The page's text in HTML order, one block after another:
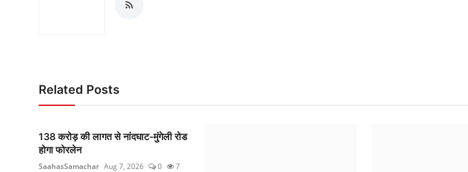
Related Posts
138 करोड़ की लागत से नांदघाट-मुंगेली रोड
होगा फोरलेन
SaahasSamachar Aug 7, 2026 0 7